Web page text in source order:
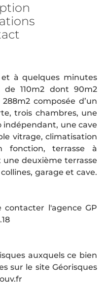
à quelques minutes
de 110m2 dont 90m2
composée d’un
trois chambres, une
indépendant, une cave
vitrage, climatisation
fonction, terrasse à
une deuxième terrasse
garage et cave.
contacter l'agence GP
auxquels ce bien
sur le site Géorisques